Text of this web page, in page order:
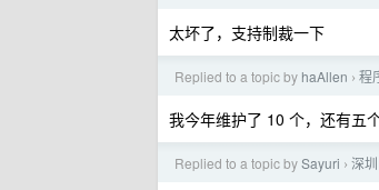
太坏了，支持制裁一下
Replied to a topic by haAllen › 程
我今年维护了 10 个，还有五
Replied to a topic bySayuri › 深圳